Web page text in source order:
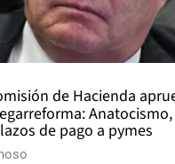
de Hacienda
de pago a pymes